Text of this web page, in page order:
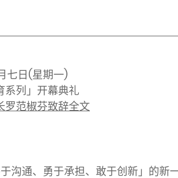
七日(星期一)
系列」开幕典礼
罗范椒芬致辞全文
沟通、勇于承担、敢于创新」的新